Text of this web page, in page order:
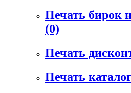
Печать бирок
(0)
Печать
Печать